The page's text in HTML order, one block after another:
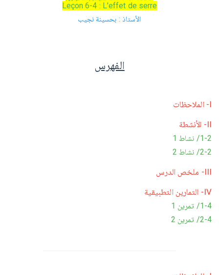
Leçon 6-4 : L'effet de serre
الأستاذ : بحسينة نجيب
الفهرس
I- الملاحظات
II- الأنشطة
1-2/ نشاط 1
2-2/ نشاط 2
III- ملخص الدرس
IV- التمارين التطبيقية
1-4/ تمرين 1
2-4/ تمرين 2